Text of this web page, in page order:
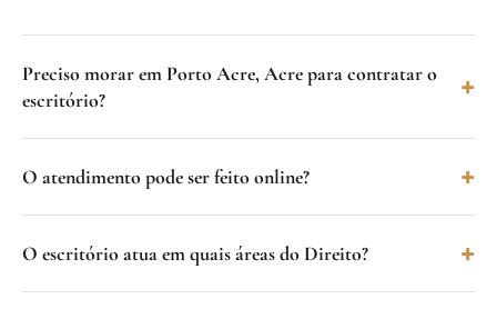
Preciso morar em Porto Acre, Acre para contratar o
escritório?
O atendimento pode ser feito online?
O escritório atua em quais áreas do Direito?